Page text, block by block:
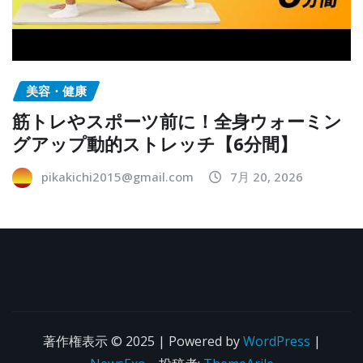
美容・健康
筋トレやスポーツ前に！全身ウォーミン
グアップ動的ストレッチ【6分間】
pikakichi2015@gmail.com 7月 20, 2026
著作権表示 © 2025 | Powered byWordPress |